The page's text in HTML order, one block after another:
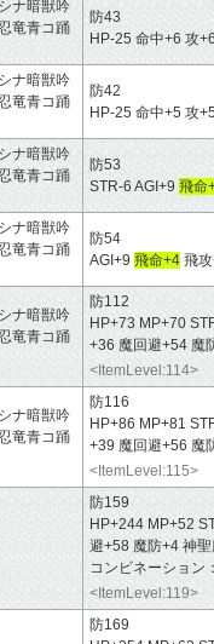
ナ暗獣吟
竜青コ踊
防43
HP-25 命中+6 攻
ナ暗獣吟
竜青コ踊
防42
HP-25 命中+5 攻
ナ暗獣吟
竜青コ踊
防53
STR-6 AGI+9 飛命
ナ暗獣吟
竜青コ踊
防54
AGI+9 飛命+4 飛
ナ暗獣吟
竜青コ踊
防112
HP+73 MP+70
+36 魔回避+54 魔
<ItemLevel:114>
ナ暗獣吟
竜青コ踊
防116
HP+86 MP+81
+39 魔回避+56 魔
<ItemLevel:115>
防159
HP+244 MP+52
避+58 魔防+4 神
コンビネーション
<ItemLevel:119>
防169